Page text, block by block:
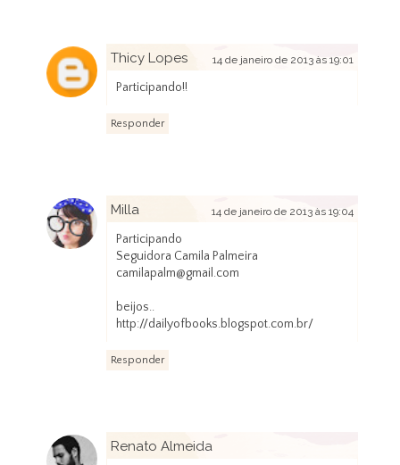
Thicy Lopes 14 de janeiro de 2013 às 19:01
Participando!!
Responder
Milla 14 de janeiro de 2013 às 19:04
Participando
Seguidora Camila Palmeira
camilapalm@gmail.com
beijos..
http://dailyofbooks.blogspot.com.br/
Responder
Renato Almeida